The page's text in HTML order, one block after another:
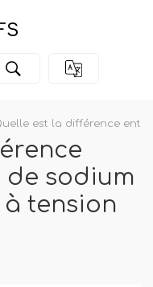
est la différence
de sodium
tension